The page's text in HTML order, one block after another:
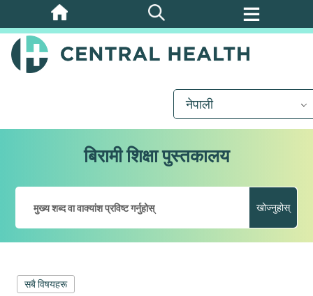
मुख्य
सामग्रीमा
जानुहोस्
नेपाली
बिरामी शिक्षा पुस्तकालय
खोज्नुहोस्
सबै विषयहरू